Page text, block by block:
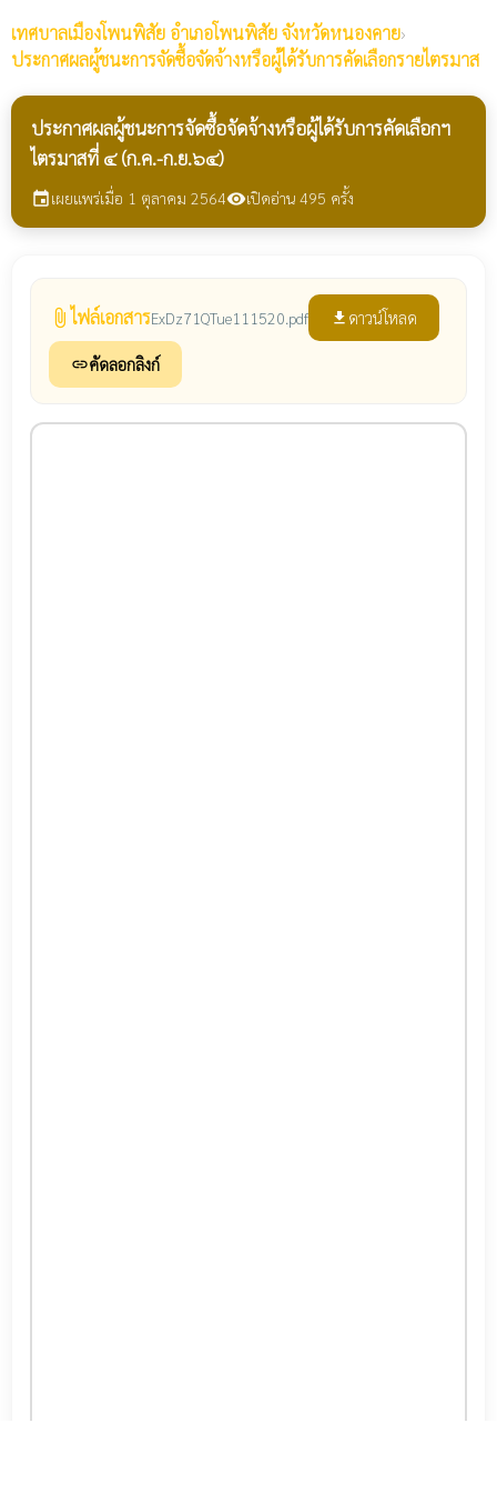
เทศบาลเมืองโพนพิสัย อำเภอโพนพิสัย จังหวัดหนองคาย›
ประกาศผลผู้ชนะการจัดซื้อจัดจ้างหรือผู้ได้รับการคัดเลือกรายไตรมาส
ประกาศผลผู้ชนะการจัดซื้อจัดจ้างหรือผู้ได้รับการคัดเลือกฯ
ไตรมาสที่ ๔ (ก.ค.-ก.ย.๖๔)
eventเผยแพร่เมื่อ 1 ตุลาคม 2564visibilityเปิดอ่าน 495 ครั้ง
attach_file ไฟล์เอกสารExDz71QTue111520.pdf file_download ดาวน์โหลด
linkคัดลอกลิงก์